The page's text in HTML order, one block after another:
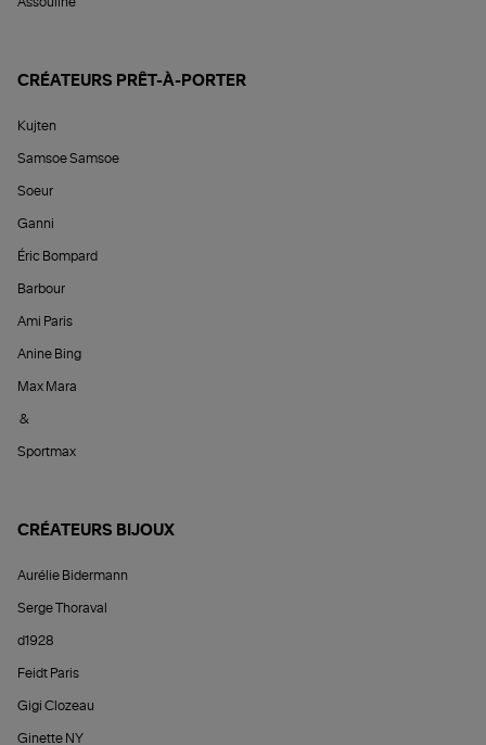
CRÉATEURS PRÊT-À-PORTER
Kujten
Samsoe Samsoe
Soeur
Ganni
Éric Bompard
Barbour
Ami Paris
Anine Bing
Max Mara
&
Sportmax
CRÉATEURS BIJOUX
Aurélie Bidermann
Serge Thoraval
d1928
Feidt Paris
Gigi Clozeau
Ginette NY